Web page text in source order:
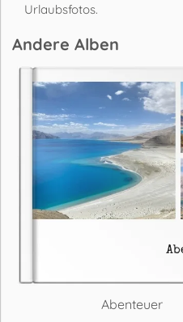
Urlaubsfotos.
Andere Alben
Abenteuer